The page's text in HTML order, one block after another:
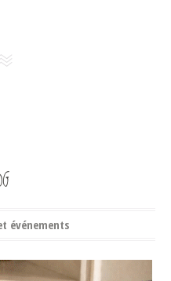
événements